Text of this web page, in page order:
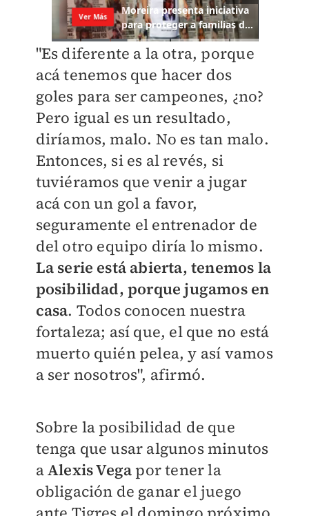
"Es diferente a la otra, porque
acá tenemos que hacer dos
goles para ser campeones, ¿no?
Pero igual es un resultado,
diríamos, malo. No es tan malo.
Entonces, si es al revés, si
tuviéramos que venir a jugar
acá con un gol a favor,
seguramente el entrenador de
del otro equipo diría lo mismo.
La serie está abierta, tenemos la
posibilidad, porque jugamos en
casa. Todos conocen nuestra
fortaleza; así que, el que no está
muerto quién pelea, y así vamos
a ser nosotros", afirmó.
Sobre la posibilidad de que
tenga que usar algunos minutos
aAlexis Vega por tener la
obligación de ganar el juego